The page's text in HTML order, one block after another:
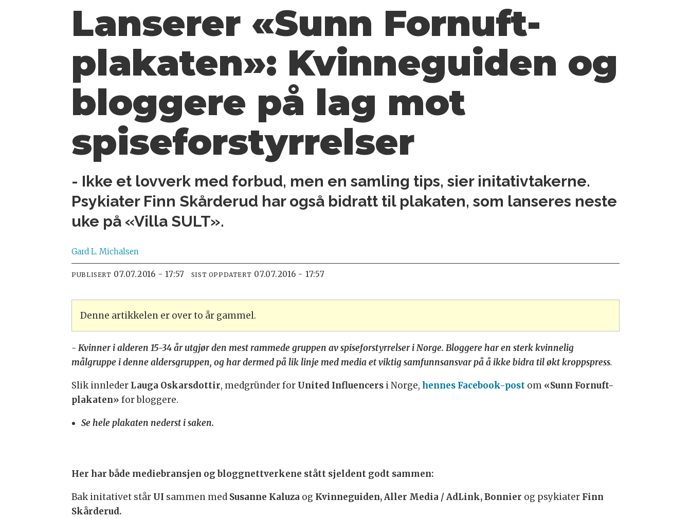
Lanserer «Sunn Fornuft-
plakaten»: Kvinneguiden og
bloggere på lag mot
spiseforstyrrelser
- Ikke et lovverk med forbud, men en samling tips, sier initativtakerne.
Psykiater Finn Skårderud har også bidratt til plakaten, som lanseres neste
uke på «Villa SULT».
Gard L. Michalsen
PUBLISERT 07.07.2016 - 17:57 SIST OPPDATERT 07.07.2016 - 17:57
Denne artikkelen er over to år gammel.
-Kvinner i alderen 15-34 år utgjør den mest rammede gruppen av spiseforstyrrelser i Norge. Bloggere har en sterk kvinnelig
målgruppe i denne aldersgruppen, og har dermed på lik linje med media et viktig samfunnsansvar på å ikke bidra til økt kroppspress.
Slik innleder Lauga Oskarsdottir, medgründer for United Influencers i Norge,hennes Facebook-post om «Sunn Fornuft-
plakaten» for bloggere.
Se hele plakaten nederst i saken.
Her har både mediebransjen og bloggnettverkene stått sjeldent godt sammen:
Bak initativet står UI sammen med Susanne Kaluza og Kvinneguiden, Aller Media / AdLink, Bonnier og psykiater Finn
Skårderud.